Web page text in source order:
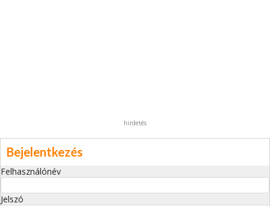
hirdetés
Bejelentkezés
Felhasználónév
Jelszó